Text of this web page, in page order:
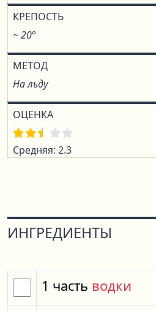
КРЕПОСТЬ
~ 20°
МЕТОД
На льду
ОЦЕНКА
Средняя: 2.3
ИНГРЕДИЕНТЫ
1 часть водки